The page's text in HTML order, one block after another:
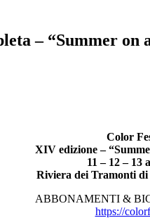
– “Summer
​Color
XIV edizione –
11 – 12 – 13
Riviera dei Tramonti
ABBONAMENTI &
https://